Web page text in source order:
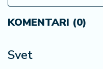
KOMENTARI (0)
Svet